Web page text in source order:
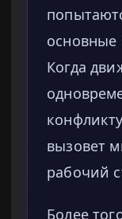
Когда
вызовет
рабочий
Более